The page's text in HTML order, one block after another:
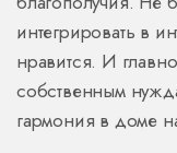
интегрировать в
нравится. И
собственным
гармония в доме